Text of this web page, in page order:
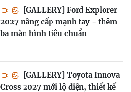
[GALLERY] Ford Explorer
2027 nâng cấp mạnh tay - thêm
ba màn hình tiêu chuẩn
[GALLERY] Toyota Innova
Cross 2027 mới lộ diện, thiết kế